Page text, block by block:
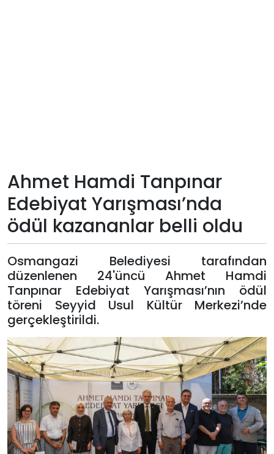
Künye
Giriş
Yap
Ahmet Hamdi Tanpınar
Edebiyat Yarışması’nda
ödül kazananlar belli oldu
Osmangazi Belediyesi tarafından
düzenlenen 24'üncü Ahmet Hamdi
Tanpınar Edebiyat Yarışması’nın ödül
töreni Seyyid Usul Kültür Merkezi’nde
gerçekleştirildi.